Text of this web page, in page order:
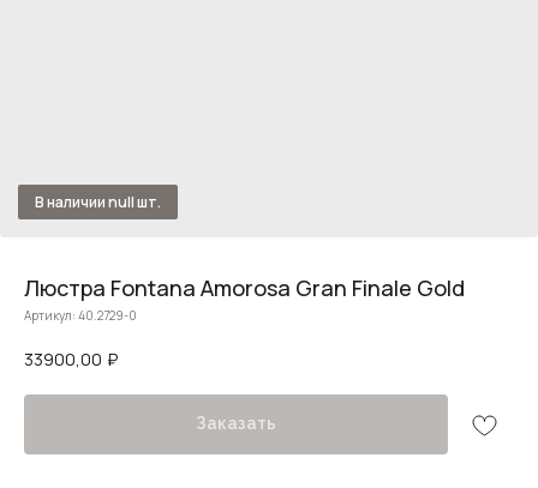
Люстра Fontana Amorosa Gran Finale Gold
Артикул: 40.2729-0
33900,00 ₽
Заказать